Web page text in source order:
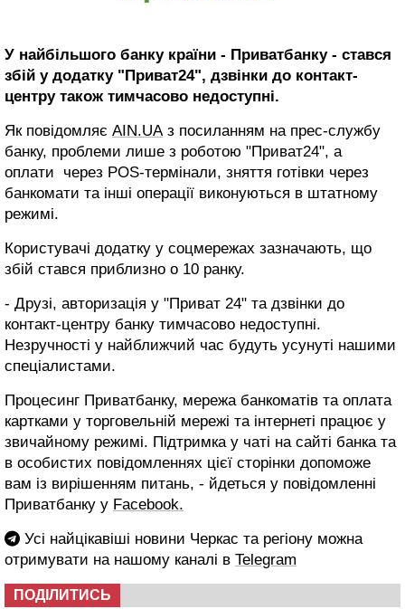
У найбільшого банку країни - Приватбанку - стався
збій у додатку "Приват24", дзвінки до контакт-
центру також тимчасово недоступні.
Як повідомляє AIN.UAз посиланням на прес-службу
банку, проблеми лише з роботою "Приват24", а
оплати через POS-термінали, зняття готівки через
банкомати та інші операції виконуються в штатному
режимі.
Користувачі додатку у соцмережах зазначають, що
збій стався приблизно о 10 ранку.
- Друзі, авторизація у "Приват 24" та дзвінки до
контакт-центру банку тимчасово недоступні.
Незручності у найближчий час будуть усунуті нашими
спеціалистами.
Процесинг Приватбанку, мережа банкоматів та оплата
картками у торговельній мережі та інтернеті працює у
звичайному режимі. Підтримка у чаті на сайті банка та
в особистих повідомленнях цієї сторінки допоможе
вам із вирішенням питань, - йдеться у повідомленні
Приватбанку у Facebook.
Усі найцікавіші новини Черкас та регіону можна
отримувати на нашому каналі в Telegram
ПОДІЛИТИСЬ